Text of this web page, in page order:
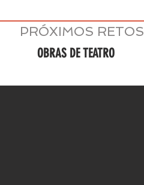
PRÓXIMOS RETOS
OBRAS DE TEATRO